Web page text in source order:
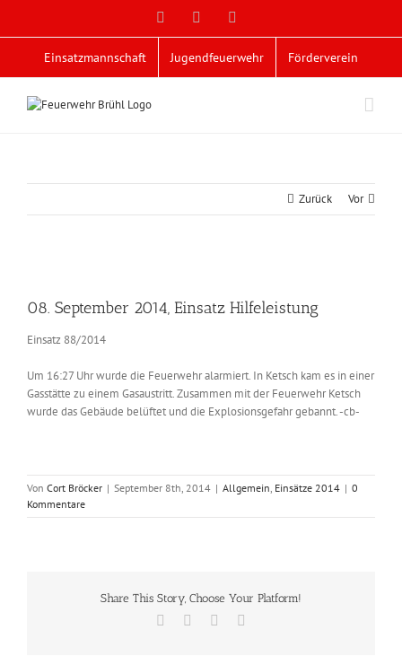
Facebook
Einsatzmannschaft Jugendfeuerwehr Förderverein
Zurück Vor
Bild
08. September 2014, Einsatz Hilfeleistung
Einsatz 88/2014
Um 16:27 Uhr wurde die Feuerwehr alarmiert. In Ketsch kam es in einer
Gasstätte zu einem Gasaustritt. Zusammen mit der Feuerwehr Ketsch
wurde das Gebäude belüftet und die Explosionsgefahr gebannt. -cb-
Von Cort Bröcker | September 8th, 2014 | Allgemein, Einsätze 2014 | 0
Kommentare
Share This Story, Choose Your Platform!
Facebook